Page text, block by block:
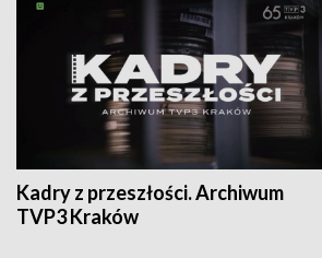
Kadry z przeszłości. Archiwum
TVP3 Kraków